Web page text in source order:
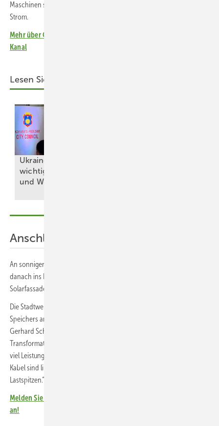
Maschinen still, lediglich Nitrieröfen zum Härten der Metallteile ziehen
Strom.
Mehr über C&I-Speicher erfahren Sie in unserem Investoren-
Kanal
Lesen Sie auch:
Ukraine: Solartechnik
wichtig für Resilienz
und Wiederaufbau
Anschluss an firmeneigenen Trafo
An sonnigen Tagen wird Solarstrom in den Speicher eingelagert, erst
danach ins Netz eingespeist. An klaren Wintertagen bringen die
Solarfassaden ordentlich Strom, das ist nicht zu unterschätzen.
Die Stadtwerke haben auch den Anschluss der Solaranlagen und des
Speichers ans Netz unterstützt. „Das lief sehr unkompliziert“, lobt
Gerhard Schoch. Der Netzabschluss erfolgte über den firmeneigenen
Transformator. „Wir haben den Speicher so eingestellt, dass nicht zu
viel Leistung über den Trafo läuft“, berichtet Jan Löper. „Denn die
Kabel sind limitiert. Deshalb kappt der Speicher unter anderem
Lastspitzen.“
Melden Sie sich jetzt zum monatlichen Newsletter für Investoren
an!